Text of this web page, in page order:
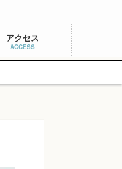
アクセス
ACCESS